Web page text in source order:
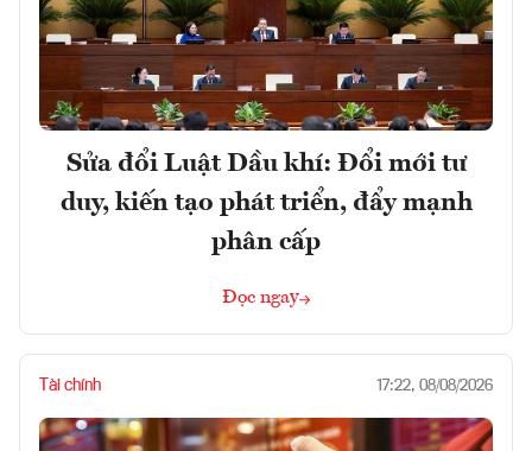
Sửa đổi Luật Dầu khí: Đổi mới tư
duy, kiến tạo phát triển, đẩy mạnh
phân cấp
Đọc ngay
Tài chính 17:22, 08/08/2026